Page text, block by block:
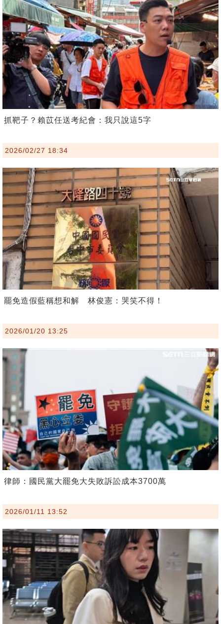
抓靶子？賴苡任送考紀會：我只說這5字
2026/02/27 18:34
罷免造假藍稱想和解 林俊憲：哭笑不得！
2026/01/20 13:25
律師：國民黨大罷免大失敗訴訟成本3700萬
2026/01/11 13:52